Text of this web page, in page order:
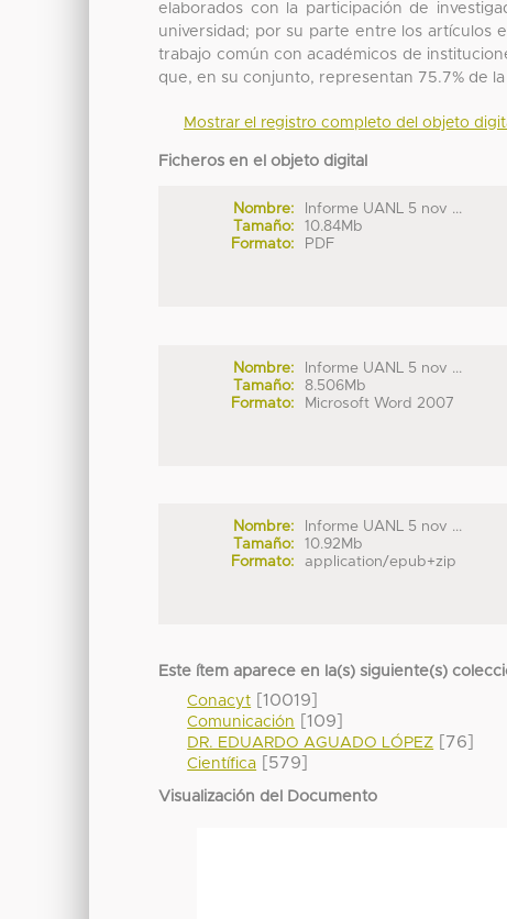
elaborados con la participación de
universidad; por su parte entre los artículos
trabajo común con académicos de
que, en su conjunto, representan 75.7% de
Mostrar el registro completo del objeto
Ficheros en el objeto digital
Nombre:
Informe UANL 5 nov ...
Tamaño:
10.84Mb
Formato:
PDF
Nombre:
Informe UANL 5 nov ...
Tamaño:
8.506Mb
Formato:
Microsoft Word 2007
Nombre:
Informe UANL 5 nov ...
Tamaño:
10.92Mb
Formato:
application/epub+zip
Este ítem aparece en la(s) siguiente(s)
Conacyt [10019]
Comunicación [109]
DR. EDUARDO AGUADO LÓPEZ [76]
Científica [579]
Visualización del Documento